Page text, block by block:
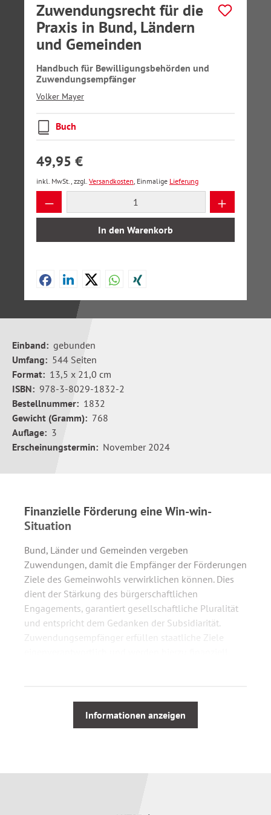
Zuwendungsrecht für die
Praxis in Bund, Ländern
und Gemeinden
Handbuch für Bewilligungsbehörden und
Zuwendungsempfänger
Volker Mayer
Buch
49,95 €
inkl. MwSt., zzgl. Versandkosten, Einmalige Lieferung
Produkt Anzahl: Gib den gewünschten
In den Warenkorb
Einband: gebunden
Umfang: 544 Seiten
Format: 13,5 x 21,0 cm
ISBN: 978-3-8029-1832-2
Bestellnummer: 1832
Gewicht (Gramm): 768
Auflage: 3
Erscheinungstermin: November 2024
Finanzielle Förderung eine Win-win-
Situation
Bund, Länder und Gemeinden vergeben
Zuwendungen, damit die Empfänger der Förderungen
Ziele des Gemeinwohls verwirklichen können. Dies
dient der Stärkung des bürgerschaftlichen
Engagements, garantiert gesellschaftliche Pluralität
und entspricht dem Gedanken der Subsidiarität.
Zuwendungsempfänger erfüllen staatliche Ziele
Das HandbuchZuwendungsrecht für die Praxis
sich gleichermaßen an die Beschäftigten bei
Zuwendungsgebern und Zuwendungsempfängern. Es
Regelungen werden anschaulich und leicht
Informationen anzeigen